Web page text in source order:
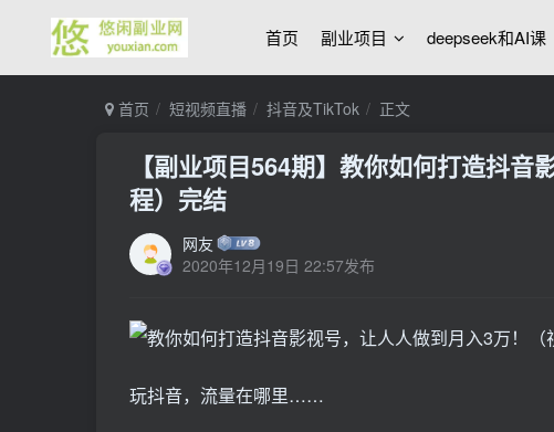
首页 副业项目 deepseek和AI课
首页 短视频直播 抖音及TikTok 正文
【副业项目564期】教你如何打造抖
程）完结
网友
2020年12月19日 22:57发布
玩抖音，流量在哪里……